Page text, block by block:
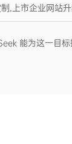
市企业网站升
能为这一目标